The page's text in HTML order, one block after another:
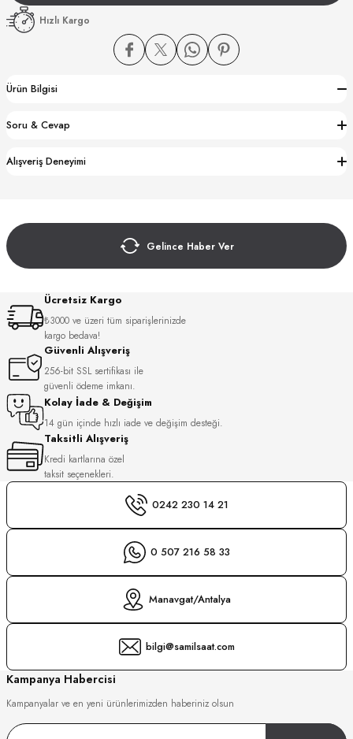
Hızlı Kargo
Ürün Bilgisi
Soru & Cevap
Alışveriş Deneyimi
Gelince Haber Ver
Ücretsiz Kargo
₺3000 ve üzeri tüm siparişlerinizde
kargo bedava!
Güvenli Alışveriş
256-bit SSL sertifikası ile
güvenli ödeme imkanı.
Kolay İade & Değişim
14 gün içinde hızlı iade ve değişim desteği.
Taksitli Alışveriş
Kredi kartlarına özel
taksit seçenekleri.
0242 230 14 21
0 507 216 58 33
Manavgat/Antalya
bilgi@samilsaat.com
Kampanya Habercisi
Kampanyalar ve en yeni ürünlerimizden haberiniz olsun